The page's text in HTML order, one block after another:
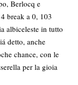
Berlocq e
break a 0, 103
albiceleste in tutto
detto, anche
chance, con le
per la gioia